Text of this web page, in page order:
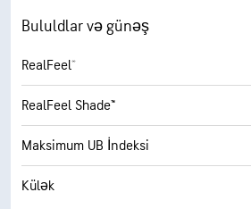
Bululdlar və günəş
RealFeel®
RealFeel Shade™
Maksimum UB İndeksi
Külək